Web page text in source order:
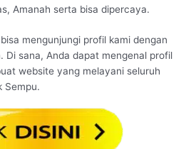
Amanah serta bisa dipercaya.
mengunjungi profil kami dengan
Di sana, Anda dapat mengenal profil
website yang melayani seluruh
Sempu.